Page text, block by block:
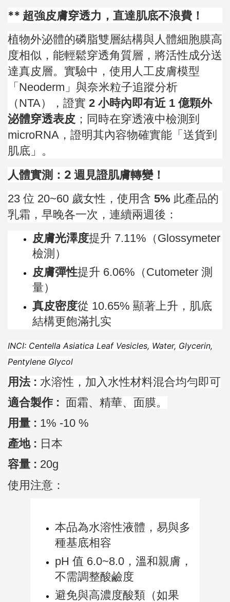
** 超強皮膚穿透力，直達肌底不浪費！
植物外泌體的磷脂雙層結構與人體細胞膜高
度相似，能輕鬆穿透角質層，將活性成分送
達真皮層。實驗中，使用人工皮膚模型
「Neoderm」與奈米粒子追蹤分析
（NTA），證實 2 小時內即有近 1 億顆外
泌體穿透表皮 ；同時在穿透液中檢測到
microRNA，證明其內容物確實能「送貨到
肌底」。
人體實測：2 週見證肌膚轉變！
23 位 20~60 歲女性，使用含 5% 此產品的
乳霜，早晚各一次，連續兩週後：
皮膚光澤度提升 7.11%（Glossymeter
檢測）
皮膚彈性提升 6.06%（Cutometer 測
量）
真皮密度從 10.65% 顯著上升，肌底
結構更飽滿扎实
INCI: Centella Asiatica Leaf Vesicles, Water, Glycerin,
Pentylene Glycol
用法 : 水溶性，加入水性材料混合均勻即可
適合製作 : 面霜、精華、面膜。
用量 : 1% -10 %
產地 : 日本
容量 : 20g
使用注意：
本品為水溶性液體，易與多
種基底相容
pH 值 6.0~8.0，溫和親膚，
不需調整酸鹼度
避免與高濃度酸類（如果